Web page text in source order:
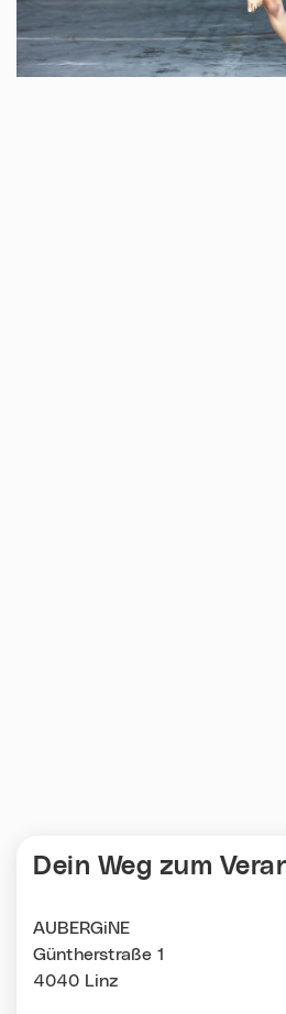
Dein Weg zum
AUBERGiNE
Güntherstraße 1
4040 Linz